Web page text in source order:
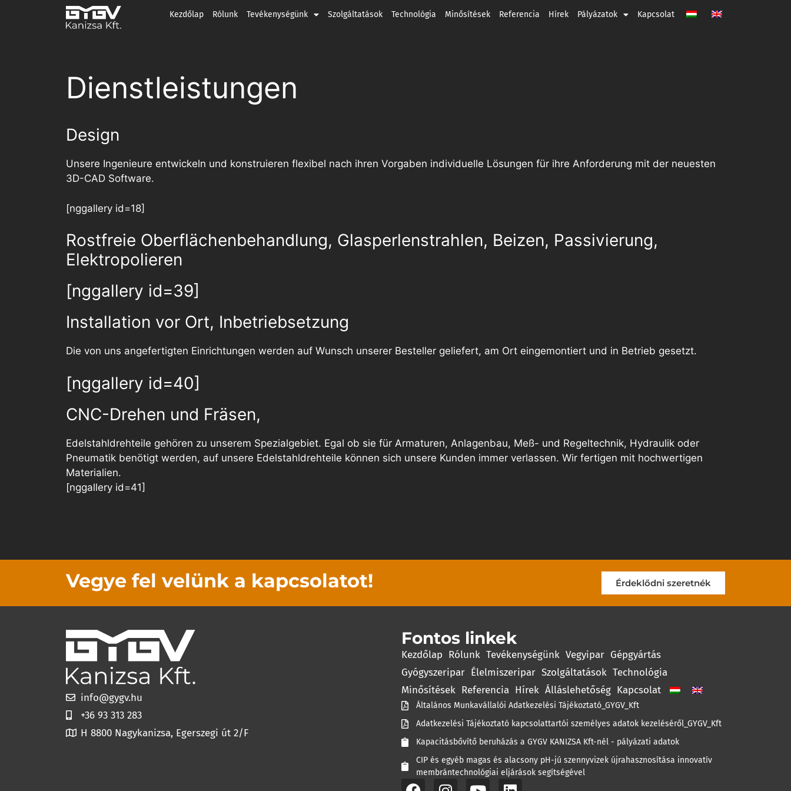
Kezdőlap Rólunk Tevékenységünk Szolgáltatások Technológia Minősítések Referencia Hírek Pályázatok Kapcsolat
Dienstleistungen
Design
Unsere Ingenieure entwickeln und konstruieren flexibel nach ihren Vorgaben individuelle Lösungen für ihre Anforderung mit der neuesten
3D-CAD Software.
[nggallery id=18]
Rostfreie Oberflächenbehandlung, Glasperlenstrahlen, Beizen, Passivierung,
Elektropolieren
[nggallery id=39]
Installation vor Ort, Inbetriebsetzung
Die von uns angefertigten Einrichtungen werden auf Wunsch unserer Besteller geliefert, am Ort eingemontiert und in Betrieb gesetzt.
[nggallery id=40]
CNC-Drehen und Fräsen,
Edelstahldrehteile gehören zu unserem Spezialgebiet. Egal ob sie für Armaturen, Anlagenbau, Meß- und Regeltechnik, Hydraulik oder
Pneumatik benötigt werden, auf unsere Edelstahldrehteile können sich unsere Kunden immer verlassen. Wir fertigen mit hochwertigen
Materialien.
[nggallery id=41]
Vegye fel velünk a kapcsolatot! Érdeklődni szeretnék
info@gygv.hu
+36 93 313 283
H 8800 Nagykanizsa, Egerszegi út 2/F
Fontos linkek
Kezdőlap Rólunk Tevékenységünk Vegyipar Gépgyártás
Gyógyszeripar Élelmiszeripar Szolgáltatások Technológia
Minősítések Referencia Hírek Álláslehetőség Kapcsolat
Általános Munkavállalói Adatkezelési Tájékoztató_GYGV_Kft
Adatkezelési Tájékoztató kapcsolattartói személyes adatok kezeléséről_GYGV_Kft
Kapacitásbővítő beruházás a GYGV KANIZSA Kft-nél - pályázati adatok
CIP és egyéb magas és alacsony pH-jú szennyvizek újrahasznosítása innovatív
membrántechnológiai eljárások segítségével